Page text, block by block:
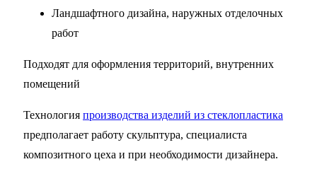
Ландшафтного дизайна, наружных отделочных
работ
Подходят для оформления территорий, внутренних
помещений
Технология производства изделий из стеклопластика
предполагает работу скульптура, специалиста
композитного цеха и при необходимости дизайнера.